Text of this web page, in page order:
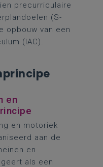
precurriculaire
(S-
opbouw van een
(IAC).
en
en motoriek
aan de
en
als een